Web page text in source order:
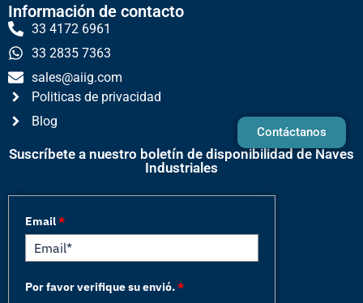
Contáctanos
Información de contacto
33 4172 6961
33 2835 7363
sales@aiig.com
Politicas de privacidad
Blog
Suscríbete a nuestro boletín de disponibilidad de Naves
Industriales
Email*
Por favor verifique su envió.*